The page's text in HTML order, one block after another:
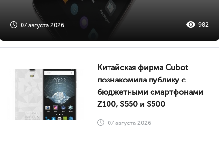
07 августа 2026 982
Китайская фирма Cubot
познакомила публику с
бюджетными смартфонами
Z100, S550 и S500
07 августа 2026